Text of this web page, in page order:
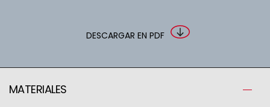
DESCARGAR EN PDF
MATERIALES